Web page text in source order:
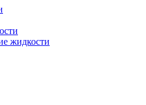
жидкости